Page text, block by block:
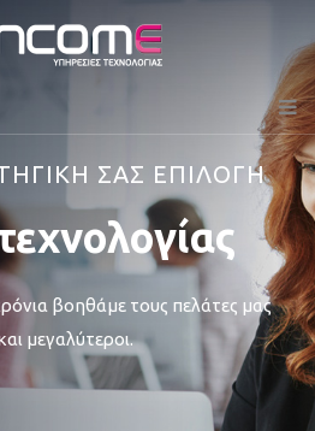
ΣΑΣ ΕΠΙΛΟΓΗ
βοηθάμε τους πελάτες μας
μεγαλύτεροι.